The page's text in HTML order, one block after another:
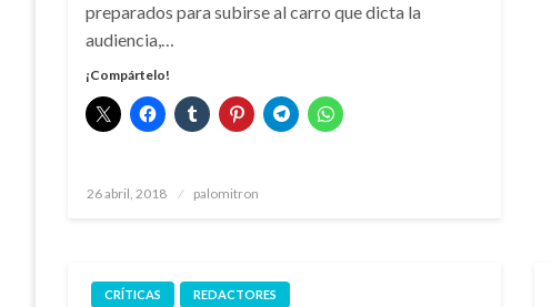
preparados para subirse al carro que dicta la
audiencia,…
¡Compártelo!
Publicado
26 abril, 2018 palomitron
CRÍTICAS REDACTORES